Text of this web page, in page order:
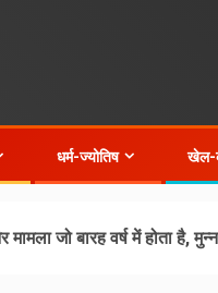
धर्म-ज्योतिष खेल-
जो बारह वर्ष में होता है,